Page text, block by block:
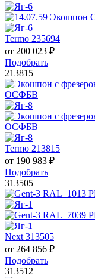
Termo 235694
от 200 023 ₽
Подобрать
213815
Termo 213815
от 190 983 ₽
Подобрать
313505
Next 313505
от 264 856 ₽
Подобрать
313512